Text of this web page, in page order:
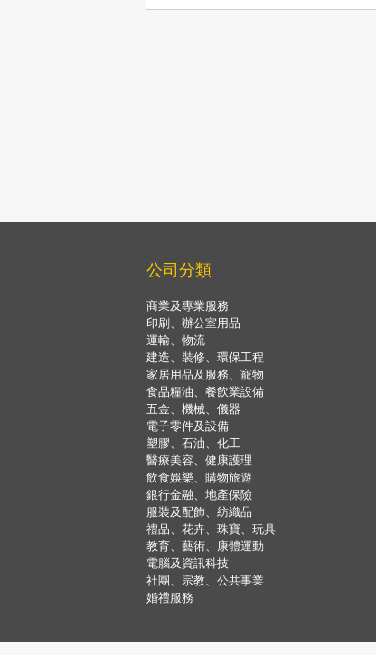
公司分類
商業及專業服務
印刷、辦公室用品
運輸、物流
建造、裝修、環保工程
家居用品及服務、寵物
食品糧油、餐飲業設備
五金、機械、儀器
電子零件及設備
塑膠、石油、化工
醫療美容、健康護理
飲食娛樂、購物旅遊
銀行金融、地產保險
服裝及配飾、紡織品
禮品、花卉、珠寶、玩具
教育、藝術、康體運動
電腦及資訊科技
社團、宗教、公共事業
婚禮服務